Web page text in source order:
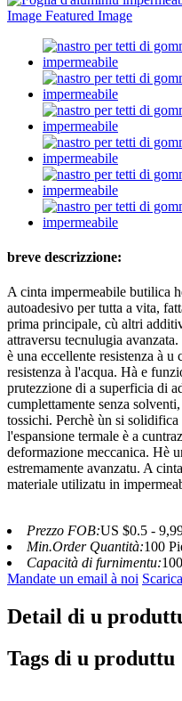
breve descrizzione:
A cinta impermeabile butilica
autoadesivo per tutta a vita,
prima principale, cù altri
attraversu tecnulugia
è una eccellente resistenza à
resistenza à l'acqua. Hà e
prutezzione di a superficia di
cumplettamente senza
tossichi. Perchè ùn si
l'espansione termale è a
deformazione meccanica. Hè
estremamente avanzatu. A
materiale utilizatu in
Prezzo FOB:US $0.5 -
Min.Order Quantità:100
Capacità di furnimentu:
Mandate un email à noi
Detail di u
Tags di u produttu